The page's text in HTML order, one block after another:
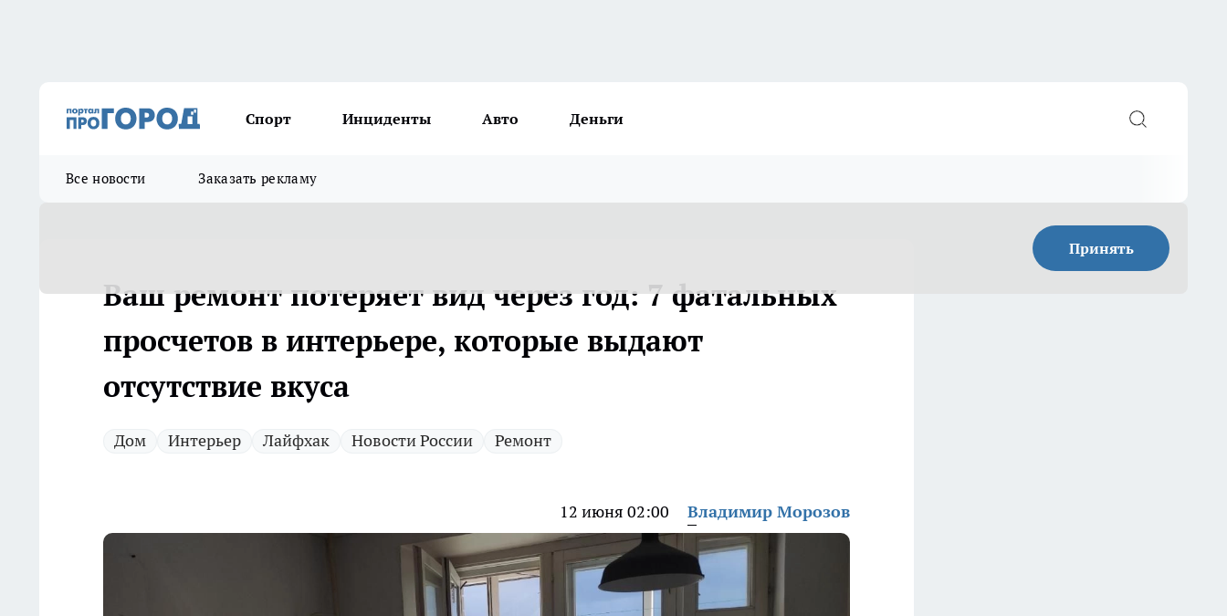
Спорт Инциденты Авто Деньги
Все новости Заказать рекламу
Принять
Ваш ремонт потеряет вид через год: 7 фатальных
просчетов в интерьере, которые выдают
отсутствие вкуса
Дом Интерьер Лайфхак Новости России Ремонт
12 июня 02:00 Владимир Морозов